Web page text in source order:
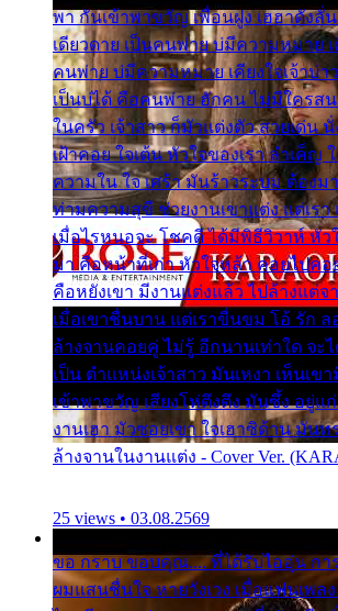
พา กันเข้าพาขวัญ เพื่อนฝูง เฮฮาดังลั่
เดียวดาย เป็นคนพ่าย บ่มีความหมาย เ
คนพ่าย บ่มีความหมาย เคียงใจเจ้าบ่า
เป็นบ่ได้ คือคนพ่าย ฮักคน ไม่มีใครส
ในครัว เจ้าสาว ก็มัวแต่งตัว สวยเด่น นั่
เฝ้าคอย ใจเต้น หัวใจของเรา ลำเค็ญ
ความใน ใจ เศร้า มันร้าวระบม ต้องม
ท่ามความสุขี ช่วยงานเขาแต่ง แต่เรา
เมื่อไรหนอจะ โชคดี ได้มีพิธีวิวาห์ หัว
มา คือหน้าที่เก่า หัวใจหล้า คอยไปคอ
คือหยังเขา มีงานแต่งแล้ว ไปล้างแต่จ
เมื่อเขาชื่นบาน แต่เราขื่นขม โอ้ รัก ล
ล้างจานคอยคู่ ไม่รู้ อีกนานเท่าใด จะ
เป็น ตำแหน่งเจ้าสาว มันเหงา เห็นเ
เข้าพาขวัญ เสียงโห่ตึงตึง มันซึ้ง อยู่แ
งานเฮา มัวซอยเขา ใจเฮาซิด้าน มัน
ล้างจานในงานแต่ง - Cover Ver.
25 views • 03.08.2569
ขอ กราบ ขอบคุณ.... ที่ได้รับไออุ่น กา
ผมแสนชื่นใจ หายวังเวง เมื่อแฟนเพล